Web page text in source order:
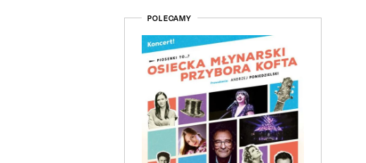
POLECAMY